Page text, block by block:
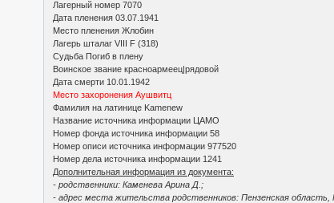
Лагерный номер 7070
Дата пленения 03.07.1941
Место пленения Жлобин
Лагерь шталаг VIII F (318)
Судьба Погиб в плену
Воинское звание красноармеец|рядовой
Дата смерти 10.01.1942
Место захоронения Аушвитц
Фамилия на латинице Kamenew
Название источника информации ЦАМО
Номер фонда источника информации 58
Номер описи источника информации 977520
Номер дела источника информации 1241
Дополнительная информация из документа:
- родственники: Каменева Арина Д.;
- адрес места жительства родственников: Пензенская